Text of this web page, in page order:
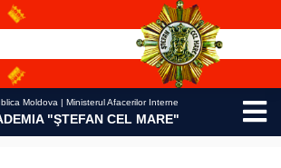
Moldova | Ministerul Afacerilor Interne
"ŞTEFAN CEL MARE"